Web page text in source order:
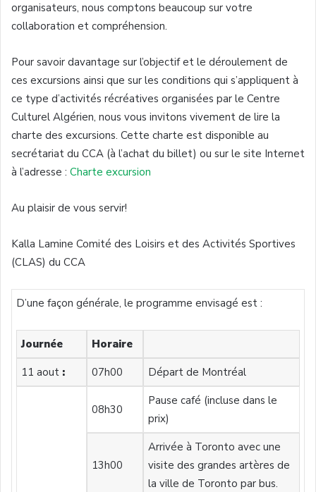
organisateurs, nous comptons beaucoup sur votre
collaboration et compréhension.
Pour savoir davantage sur l’objectif et le déroulement de
ces excursions ainsi que sur les conditions qui s’appliquent à
ce type d’activités récréatives organisées par le Centre
Culturel Algérien, nous vous invitons vivement de lire la
charte des excursions. Cette charte est disponible au
secrétariat du CCA (à l’achat du billet) ou sur le site Internet
à l’adresse : Charte excursion
Au plaisir de vous servir!
Kalla Lamine Comité des Loisirs et des Activités Sportives
(CLAS) du CCA
D’une façon générale, le programme envisagé est :
Journée
Horaire
11 aout : 07h00 Départ de Montréal
08h30
Pause café (incluse dans le
prix)
13h00
Arrivée à Toronto avec une
visite des grandes artères de
la ville de Toronto par bus.